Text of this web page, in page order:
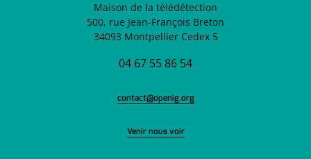
Maison de la télédétection
500, rue Jean-François Breton
34093 Montpellier Cedex 5
04 67 55 86 54
contact@openig.org
Venir nous voir